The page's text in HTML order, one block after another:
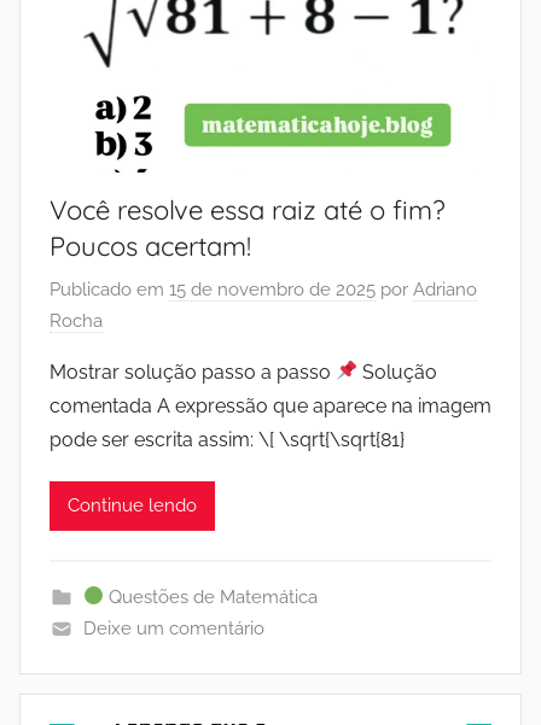
Você resolve essa raiz até o fim?
Poucos acertam!
Publicado em 15 de novembro de 2025 por Adriano
Rocha
Mostrar solução passo a passo
Solução
comentada A expressão que aparece na imagem
pode ser escrita assim: \[ \sqrt{\sqrt{81}
Continue lendo
Questões de Matemática
Deixe um comentário